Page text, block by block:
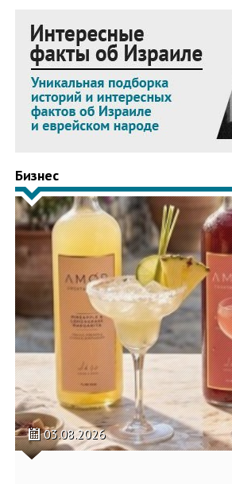
Бизнес
03.08.2026